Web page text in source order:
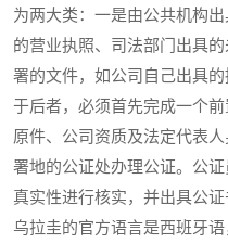
为两大类：一是由公共机构
的营业执照、司法部门出具
署的文件，如公司自己出具
于后者，必须首先完成一个
原件、公司资质及法定代表
署地的公证处办理公证。公
真实性进行核实，并出具公
乌拉圭的官方语言是西班牙